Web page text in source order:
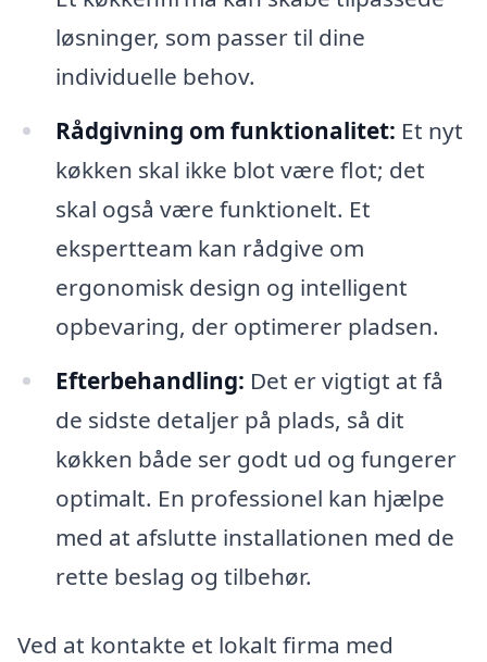
løsninger, som passer til dine
individuelle behov.
Rådgivning om funktionalitet: Et nyt
køkken skal ikke blot være flot; det
skal også være funktionelt. Et
ekspertteam kan rådgive om
ergonomisk design og intelligent
opbevaring, der optimerer pladsen.
Efterbehandling: Det er vigtigt at få
de sidste detaljer på plads, så dit
køkken både ser godt ud og fungerer
optimalt. En professionel kan hjælpe
med at afslutte installationen med de
rette beslag og tilbehør.
Ved at kontakte et lokalt firma med